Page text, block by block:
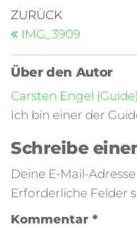
ZURÜCK
IMG_3909
Über den Autor
Carsten Engel (Guide)
Ich bin einer der
Schreibe
Deine E-Mail-
Erforderliche Felder
Kommentar *